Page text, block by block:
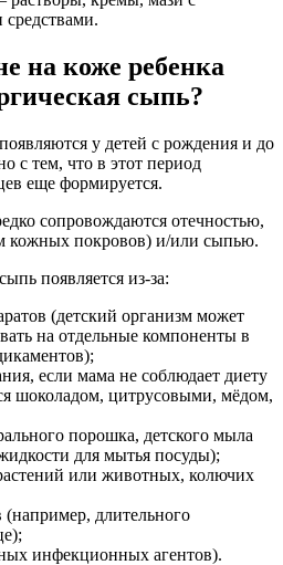
на коже ребенка
сыпь?
у детей с рождения и до
с тем, что в этот период
еще формируется.
сопровождаются отечностью,
кожных покровов) и/или сыпью.
появляется из-за:
(детский организм может
на отдельные компоненты в
если мама не соблюдает диету
шоколадом, цитрусовыми, мёдом,
порошка, детского мыла
для мытья посуды);
или животных, колючих
длительного
инфекционных агентов).